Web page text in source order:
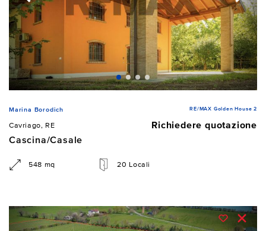
Marina Borodich RE/MAX Golden House 2
Cavriago, RE
Richiedere quotazione
Cascina/Casale
548 mq 20 Locali